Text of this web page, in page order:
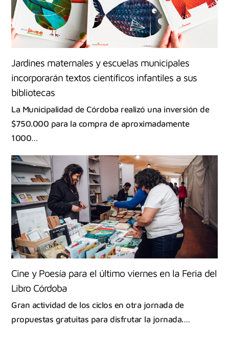
Jardines maternales y escuelas municipales
incorporarán textos científicos infantiles a sus
bibliotecas
La Municipalidad de Córdoba realizó una inversión de
$750.000 para la compra de aproximadamente
1000…
Cine y Poesía para el último viernes en la Feria del
Libro Córdoba
Gran actividad de los ciclos en otra jornada de
propuestas gratuitas para disfrutar la jornada.…